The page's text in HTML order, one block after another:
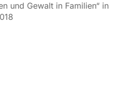
und Gewalt in Familien“ in